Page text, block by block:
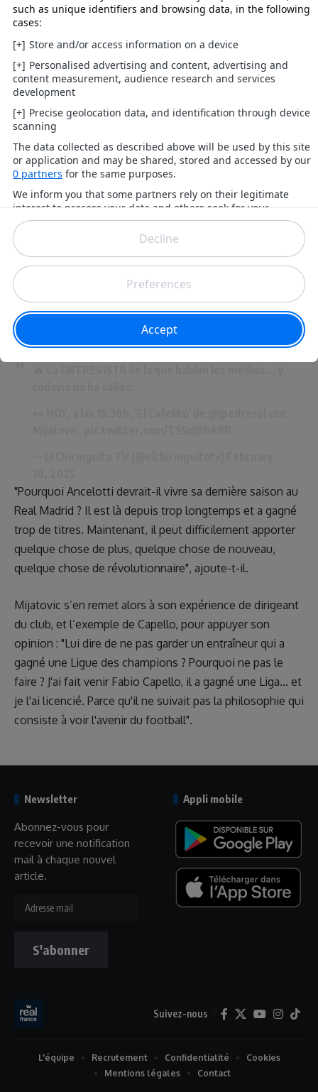
excellent travail pendant deux périodes au Real Madrid".
"C’est l'entraîneur qui a gagné le plus de titres et je ne
pense pas que quelqu'un puisse le surpasser, car le
football va dans cette direction qui fait que chaque jour
joueurs. Personne n'aura une carrière aussi longue pour
pouvoir le surpasser en termes de titres gagnés", a
d’abord expliqué Mijatovic.
Mais après les éloges est venu l’avis tranché : "Je pense
que, quelle que soit la fin de cette saison, Ancelotti
devrait quitter le Real Madrid. Pour m’expliquer plus
clairement, je dirais que Florentino Pérez devrait faire un
choix. Il devrait choisir d'opter pour une autre solution
en tant qu'entraîneur. Et si cela peut être Xabi Alonso, il
devrait être l'option numéro 1", explique le Monténégrin
dans l’émission "El Cafelito" animée par Josep Pedrerol.
"Pourquoi Ancelotti devrait-il vivre sa dernière saison au
Real Madrid ? Il est là depuis trop longtemps et a gagné
trop de titres. Maintenant, il peut difficilement apporter
quelque chose de plus, quelque chose de nouveau,
quelque chose de révolutionnaire", ajoute-t-il.
Mijatovic s’en remet alors à son expérience de dirigeant
du club, et l’exemple de Capello, pour appuyer son
opinion : "Lui dire de ne pas garder un entraîneur qui a
gagné une Ligue des champions ? Pourquoi ne pas le
faire ? J'ai fait venir Fabio Capello, il a gagné une Liga... et
je l'ai licencié. Parce qu'il ne suivait pas la philosophie qui
consiste à voir l'avenir du football".
Newsletter
Abonnez-vous pour
recevoir une notification
mail à chaque nouvel
article.
mail
S'abonner
Appli mobile
Suivez-nous
L'équipe Recrutement Confidentialité
Cookies
Mentions légales
Contact